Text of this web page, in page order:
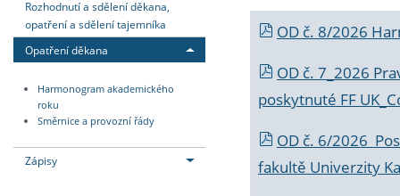
Rozhodnutí a sdělení děkana,
opatření a sdělení tajemníka
Opatření děkana
Harmonogram akademického
roku
Směrnice a provozní řády
Zápisy
OD č. 8/2026
OD č. 7_2026
poskytnuté FF
OD č. 6/2026
fakultě Univerzity